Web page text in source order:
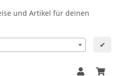
und Artikel für deinen
✔